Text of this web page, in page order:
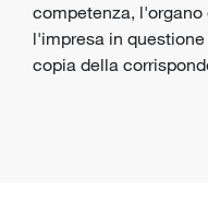
competenza, l'organo
l'impresa in
copia della